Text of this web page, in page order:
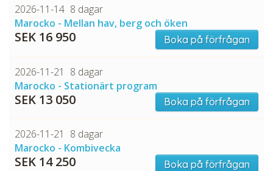
2026-11-14 8 dagar
Marocko - Mellan hav, berg och öken
SEK 16 950 Boka på förfrågan
2026-11-21
8 dagar
Marocko - Stationärt program
SEK 13 050 Boka på förfrågan
2026-11-21
8 dagar
Marocko - Kombivecka
SEK 14 250 Boka på förfrågan